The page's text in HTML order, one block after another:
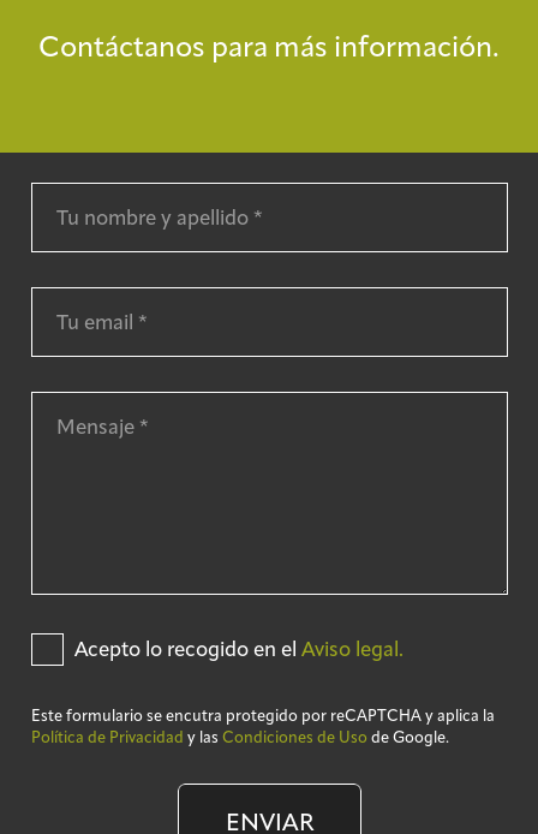
Contáctanos para más información.
Acepto lo recogido en el Aviso legal.
Este formulario se encutra protegido por reCAPTCHA y aplica la
Política de Privacidad y las Condiciones de Uso de Google.
ENVIAR